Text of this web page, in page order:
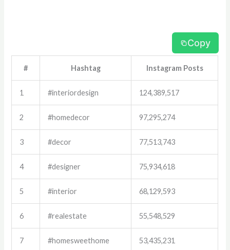
Copy
# Hashtag Instagram Posts
1 #interiordesign 124,389,517
2 #homedecor 97,295,274
3 #decor 77,513,743
4 #designer 75,934,618
5 #interior 68,129,593
6 #realestate 55,548,529
7 #homesweethome 53,435,231